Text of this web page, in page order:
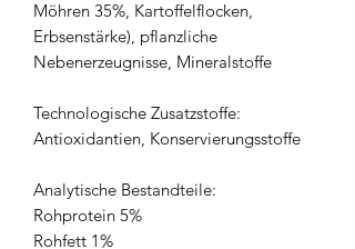
Möhren 35%, Kartoffelflocken,
Erbsenstärke), pflanzliche
Nebenerzeugnisse, Mineralstoffe
Technologische Zusatzstoffe:
Antioxidantien, Konservierungsstoffe
Analytische Bestandteile:
Rohprotein 5%
Rohfett 1%